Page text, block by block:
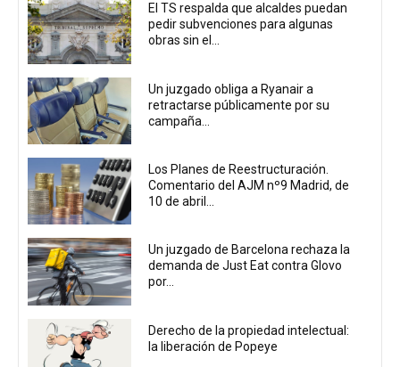
El TS respalda que alcaldes puedan
pedir subvenciones para algunas
obras sin el...
Un juzgado obliga a Ryanair a
retractarse públicamente por su
campaña...
Los Planes de Reestructuración.
Comentario del AJM nº9 Madrid, de
10 de abril...
Un juzgado de Barcelona rechaza la
demanda de Just Eat contra Glovo
por...
Derecho de la propiedad intelectual:
la liberación de Popeye